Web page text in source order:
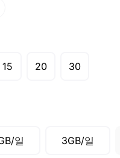
15 20 30
일 3GB/일